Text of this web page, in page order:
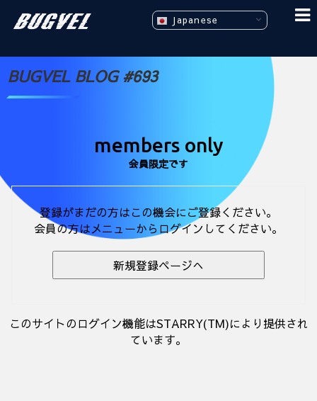
BUGVEL BLOG #693
members only
会員限定です
登録がまだの方はこの機会にご登録ください。
会員の方はメニューからログインしてください。
新規登録ページへ
このサイトのログイン機能はSTARRY(TM)により提供され
ています。
Japanese